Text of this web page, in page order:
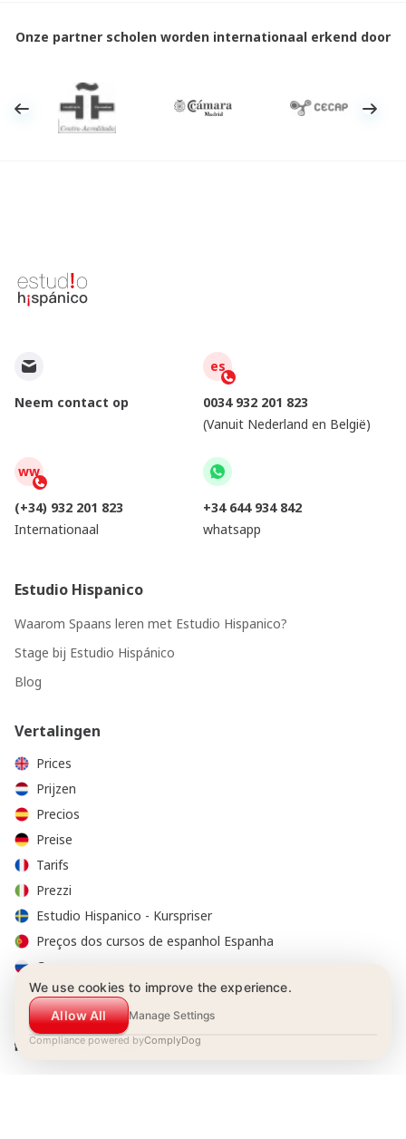
Onze partner scholen worden internationaal erkend door
Neem contact op
es
0034 932 201 823
(Vanuit Nederland en België)
ww
(+34) 932 201 823
Internationaal
+34 644 934 842
whatsapp
Estudio Hispanico
Waarom Spaans leren met Estudio Hispanico?
Stage bij Estudio Hispánico
Blog
Vertalingen
Prices
Prijzen
Precios
Preise
Tarifs
Prezzi
Estudio Hispanico - Kurspriser
Preços dos cursos de espanhol Espanha
Стоимость курсов
We use cookies to improve the experience.
Allow All
Manage Settings
Compliance powered byComplyDog